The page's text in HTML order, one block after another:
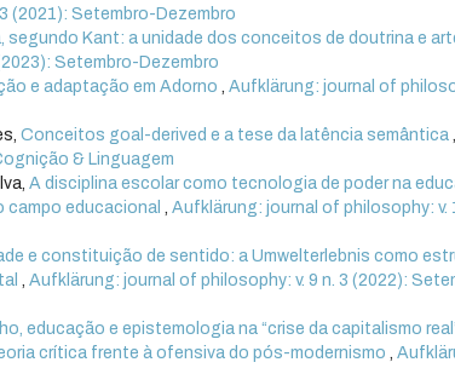
(2021): Setembro-Dezembro
segundo Kant: a unidade dos conceitos de doutrina e
Setembro-Dezembro
e adaptação em Adorno ,Aufklärung: journal of
Conceitos goal-derived e a tese da latência semântica
& Linguagem
A disciplina escolar como tecnologia de poder na
campo educacional
,Aufklärung: journal of philosophy: v.
e constituição de sentido: a Umwelterlebnis como
,Aufklärung: journal of philosophy: v. 9 n. 3 (2022):
educação e epistemologia na “crise da capitalismo
crítica frente à ofensiva do pós-modernismo
,